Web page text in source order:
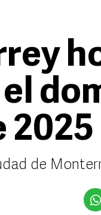
2025
de